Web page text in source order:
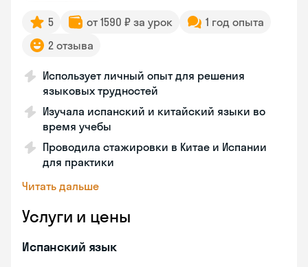
5 от 1590 ₽ за урок
1 год опыта
2 отзыва
Использует личный опыт для решения
языковых трудностей
Изучала испанский и китайский языки во
время учебы
Проводила стажировки в Китае и Испании
для практики
Читать дальше
Услуги и цены
Испанский язык